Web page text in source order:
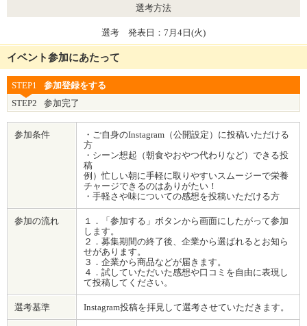
選考方法
選考 発表日：7月4日(火)
イベント参加にあたって
STEP1
参加登録をする
STEP2
参加完了
参加条件
・ご自身のInstagram（公開設定）に投稿いただける
方
・シーン想起（朝食やおやつ代わりなど）できる投
稿
例）忙しい朝に手軽に取りやすいスムージーで栄養
チャージできるのはありがたい！
・手軽さや味についての感想を投稿いただける方
参加の流れ
１．「参加する」ボタンから画面にしたがって参加
します。
２．募集期間の終了後、企業から選ばれるとお知ら
せがあります。
３．企業から商品などが届きます。
４．試していただいた感想や口コミを自由に表現し
て投稿してください。
選考基準 Instagram投稿を拝見して選考させていただきます。